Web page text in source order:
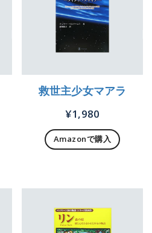
救世主少女マアラ
¥1,980
Amazonで購入